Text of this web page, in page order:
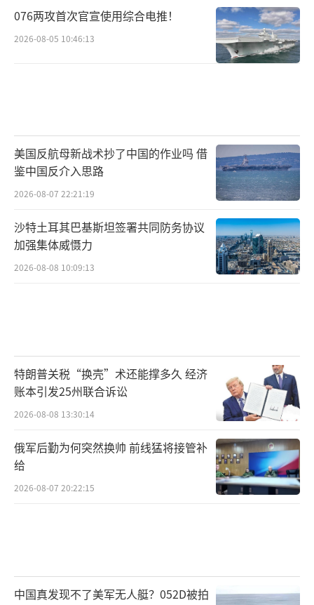
076两攻首次官宣使用综合电推！
2026-08-05 10:46:13
美国反航母新战术抄了中国的作业吗 借
鉴中国反介入思路
2026-08-07 22:21:19
沙特土耳其巴基斯坦签署共同防务协议
加强集体威慑力
2026-08-08 10:09:13
特朗普关税“换壳”术还能撑多久 经济
账本引发25州联合诉讼
2026-08-08 13:30:14
俄军后勤为何突然换帅 前线猛将接管补
给
2026-08-07 20:22:15
中国真发现不了美军无人艇？052D被拍